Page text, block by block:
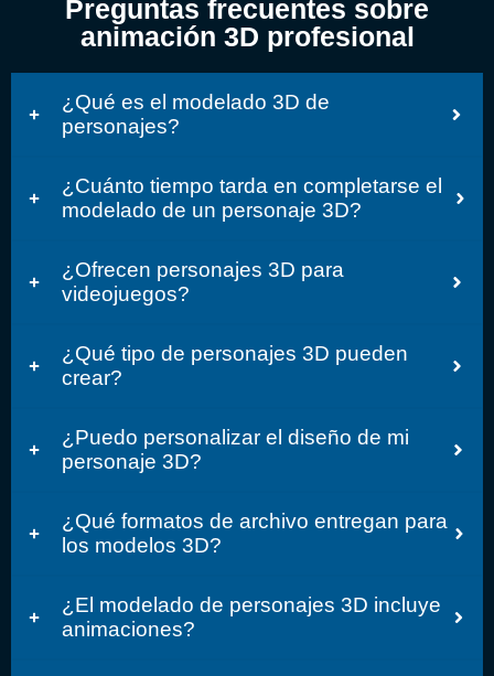
Preguntas frecuentes sobre
animación 3D profesional
¿Qué es el modelado 3D de
personajes?
¿Cuánto tiempo tarda en completarse el
modelado de un personaje 3D?
¿Ofrecen personajes 3D para
videojuegos?
¿Qué tipo de personajes 3D pueden
crear?
¿Puedo personalizar el diseño de mi
personaje 3D?
¿Qué formatos de archivo entregan para
los modelos 3D?
¿El modelado de personajes 3D incluye
animaciones?